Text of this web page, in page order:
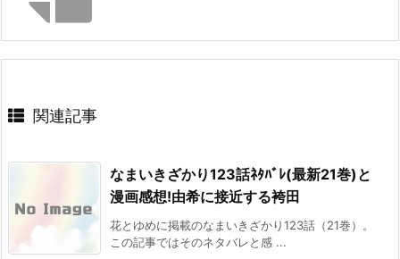
関連記事
なまいきざかり123話ﾈﾀﾊﾞﾚ(最新21巻)と
漫画感想!由希に接近する袴田
花とゆめに掲載のなまいきざかり123話（21巻）。
この記事ではそのネタバレと感 ...